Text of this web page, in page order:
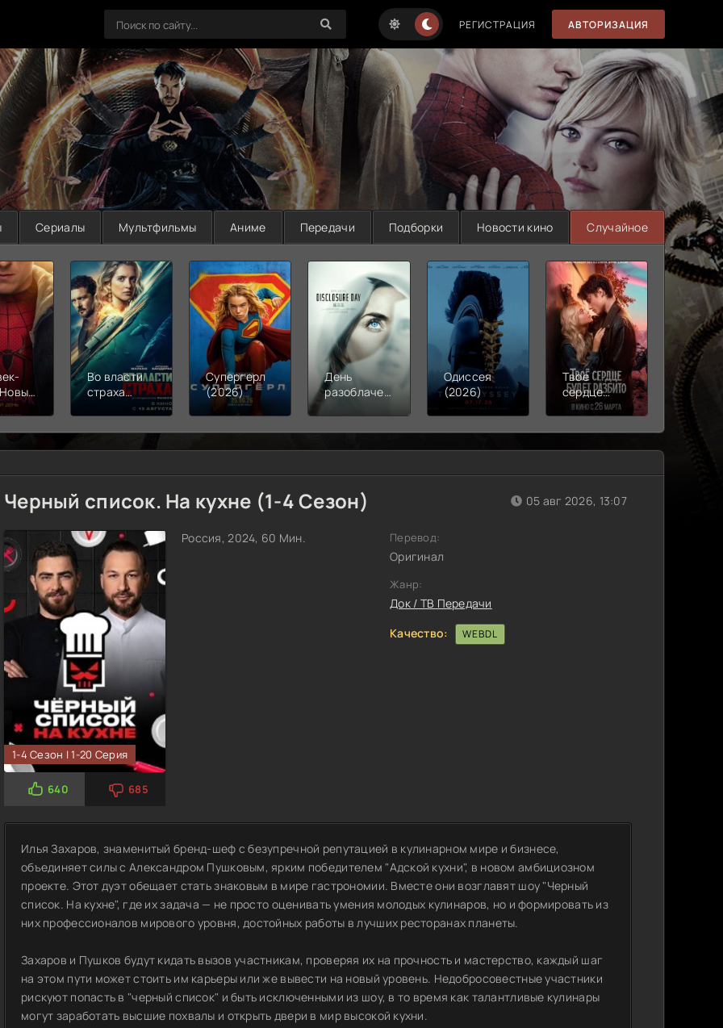
РЕГИСТРАЦИЯ АВТОРИЗАЦИЯ
Сериалы Мультфильмы Аниме Передачи Подборки Новости кино Случайное
Во власти
страха
Супергерл
(2026)
День
разоблачения
Одиссея
(2026)
Твое
сердце
будет
(2026)
Моана
(2026)
Черный список. На кухне (1-4 Сезон)
1-4 Сезон | 1-20 Серия
640 685
Россия, 2024, 60 Мин.
05 авг 2026, 13:07
Перевод:
Оригинал
Жанр:
Док / ТВ Передачи
Качество:
WEBDL
Илья Захаров, знаменитый бренд-шеф с безупречной репутацией в кулинарном мире и бизнесе,
объединяет силы с Александром Пушковым, ярким победителем "Адской кухни", в новом амбициозном
проекте. Этот дуэт обещает стать знаковым в мире гастрономии. Вместе они возглавят шоу "Черный
список. На кухне", где их задача — не просто оценивать умения молодых кулинаров, но и формировать из
них профессионалов мирового уровня, достойных работы в лучших ресторанах планеты.
Захаров и Пушков будут кидать вызов участникам, проверяя их на прочность и мастерство, каждый шаг
на этом пути может стоить им карьеры или же вывести на новый уровень. Недобросовестные участники
рискуют попасть в "черный список" и быть исключенными из шоу, в то время как талантливые кулинары
могут заработать высшие похвалы и открыть двери в мир высокой кухни.